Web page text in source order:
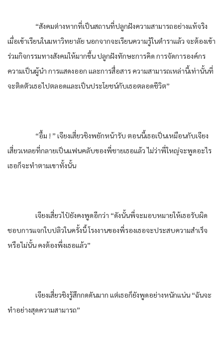
“สังคมต่างหากที่เป็นสถานที่ปลูกฝังความสามารถอย่างแท้จริง
เมื่อเข้าเรียนในมหาวิทยาลัย นอกจากจะเรียนความรู้ในตำราแล้ว จะต้องเข้า
ร่วมกิจกรรมทางสังคมให้มากขึ้น ปลูกฝังทักษะการคิด การจัดการองค์กร
ความเป็นผู้นำ การแสดงออก และการสื่อสาร ความสามารถเหล่านี้เท่านั้นที่
จะติดตัวเธอไปตลอดและเป็นประโยชน์กับเธอตลอดชีวิต”
“อื้ม ! ” เจียงเสี่ยวชิงพยักหน้ารับ ตอนนี้เธอเป็นเหมือนกับเจียง
เสี่ยวเหลยที่กลายเป็นแฟนคลับของพี่ชายเธอแล้ว ไม่ว่าพี่ใหญ่จะพูดอะไร
เธอก็จะทำตามเขาทั้งนั้น
เจียงเสี่ยวไป๋ยังคงพูดอีกว่า “ดังนั้นพี่จะมอบหมายให้เธอรับผิด
ชอบการแจกใบปลิวในครั้งนี้ โรงงานของพี่รองเธอจะประสบความสำเร็จ
หรือไม่นั้น คงต้องพึ่งเธอแล้ว”
เจียงเสี่ยวชิงรู้สึกกดดันมาก แต่เธอก็ยังพูดอย่างหนักแน่น “ฉันจะ
ทำอย่างสุดความสามารถ”